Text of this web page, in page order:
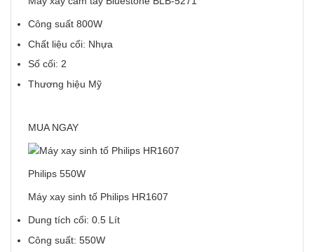
Công suất 800W
Chất liệu cối: Nhựa
Số cối: 2
Thương hiệu Mỹ
MUA NGAY
Philips 550W
Máy xay sinh tố Philips HR1607
Dung tích cối: 0.5 Lít
Công suất: 550W